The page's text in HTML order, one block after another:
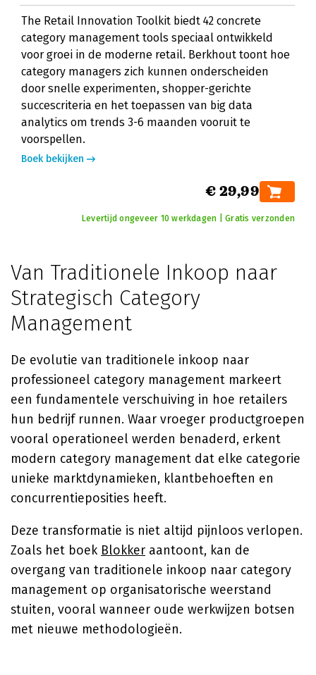
The Retail Innovation Toolkit biedt 42 concrete
category management tools speciaal ontwikkeld
voor groei in de moderne retail. Berkhout toont hoe
category managers zich kunnen onderscheiden
door snelle experimenten, shopper-gerichte
succescriteria en het toepassen van big data
analytics om trends 3-6 maanden vooruit te
voorspellen.
Boek bekijken
€ 29,99
Levertijd ongeveer 10 werkdagen | Gratis verzonden
Van Traditionele Inkoop naar
Strategisch Category
Management
De evolutie van traditionele inkoop naar
professioneel category management markeert
een fundamentele verschuiving in hoe retailers
hun bedrijf runnen. Waar vroeger productgroepen
vooral operationeel werden benaderd, erkent
modern category management dat elke categorie
unieke marktdynamieken, klantbehoeften en
concurrentieposities heeft.
Deze transformatie is niet altijd pijnloos verlopen.
Zoals het boek Blokker aantoont, kan de
overgang van traditionele inkoop naar category
management op organisatorische weerstand
stuiten, vooral wanneer oude werkwijzen botsen
met nieuwe methodologieën.